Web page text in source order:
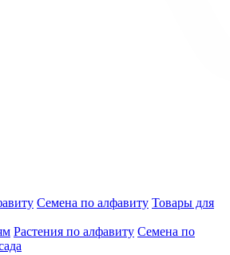
Семена по алфавиту Товары для
Растения по алфавиту Семена по